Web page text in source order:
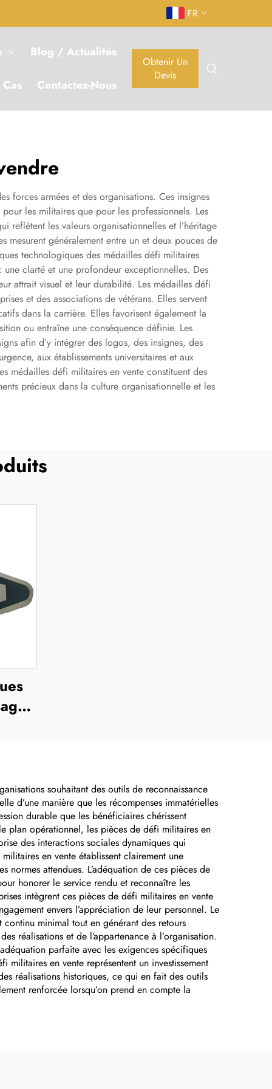
FR
Blog / Actualités
Contactez-Nous
Obtenir Un
Devis
forces armées et des organisations. Ces insignes
les militaires que pour les professionnels. Les
reflètent les valeurs organisationnelles et l’héritage
mesurent généralement entre un et deux pouces de
technologiques des médailles défi militaires
clarté et une profondeur exceptionnelles. Des
attrait visuel et leur durabilité. Les médailles défi
et des associations de vétérans. Elles servent
dans la carrière. Elles favorisent également la
ou entraîne une conséquence définie. Les
afin d’y intégrer des logos, des insignes, des
aux établissements universitaires et aux
médailles défi militaires en vente constituent des
précieux dans la culture organisationnelle et les
au
souhaitant des outils de reconnaissance
d’une manière que les récompenses immatérielles
durable que les bénéficiaires chérissent
plan opérationnel, les pièces de défi militaires en
des interactions sociales dynamiques qui
en vente établissent clairement une
normes attendues. L’adéquation de ces pièces de
honorer le service rendu et reconnaître les
intègrent ces pièces de défi militaires en vente
envers l’appréciation de leur personnel. Le
minimal tout en générant des retours
réalisations et de l’appartenance à l’organisation.
parfaite avec les exigences spécifiques
en vente représentent un investissement
réalisations historiques, ce qui en fait des outils
renforcée lorsqu’on prend en compte la